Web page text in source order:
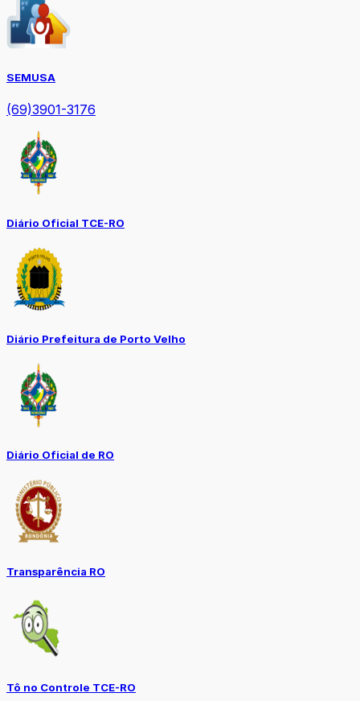
SEMUSA
(69)3901-3176
Diário Oficial TCE-RO
Diário Prefeitura de Porto Velho
Diário Oficial de RO
Transparência RO
Tô no Controle TCE-RO